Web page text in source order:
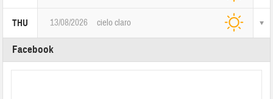
THU 13/08/2026 cielo claro
Facebook